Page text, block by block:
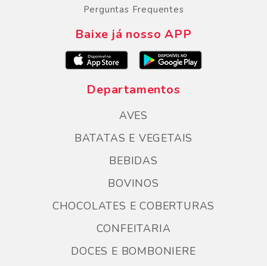
Perguntas Frequentes
Baixe já nosso APP
Departamentos
AVES
BATATAS E VEGETAIS
BEBIDAS
BOVINOS
CHOCOLATES E COBERTURAS
CONFEITARIA
DOCES E BOMBONIERE